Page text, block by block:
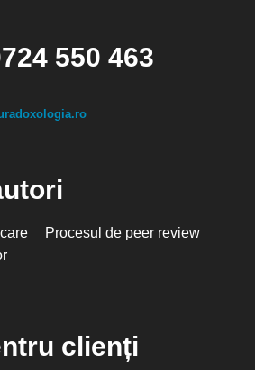
550 463
Procesul de peer review
clienți